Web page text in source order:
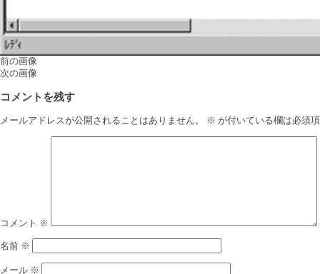
前の画像
次の画像
コメントを残す
メールアドレスが公開されることはありません。 ※ が付いている欄は必須
コメント ※
名前 ※
メール ※